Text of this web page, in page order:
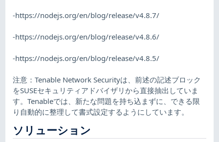
-https://nodejs.org/en/blog/release/v4.8.7/
-https://nodejs.org/en/blog/release/v4.8.6/
-https://nodejs.org/en/blog/release/v4.8.5/
注意：Tenable Network Securityは、前述の記述ブロック
をSUSEセキュリティアドバイザリから直接抽出していま
す。Tenableでは、新たな問題を持ち込まずに、できる限
り自動的に整理して書式設定するようにしています。
ソリューション